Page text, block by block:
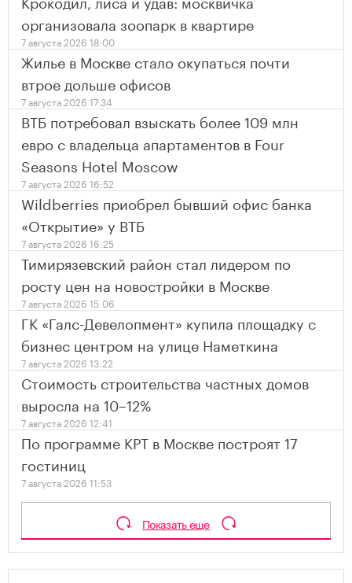
организовала зоопарк в квартире
7 августа 2026 18:00
Жилье в Москве стало окупаться почти
втрое дольше офисов
7 августа 2026 17:34
ВТБ потребовал взыскать более 109 млн
евро с владельца апартаментов в Four
Seasons Hotel Moscow
7 августа 2026 16:52
Wildberries приобрел бывший офис банка
«Открытие» у ВТБ
7 августа 2026 16:25
Тимирязевский район стал лидером по
росту цен на новостройки в Москве
7 августа 2026 15:06
ГК «Галс-Девелопмент» купила площадку с
бизнес центром на улице Наметкина
7 августа 2026 13:22
Стоимость строительства частных домов
выросла на 10–12%
7 августа 2026 12:41
По программе КРТ в Москве построят 17
гостиниц
7 августа 2026 11:53
Показать еще